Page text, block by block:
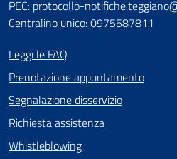
PEC: protocollo-
Centralino unico: 0975587811
Leggi le FAQ
Prenotazione appuntamento
Segnalazione disservizio
Richiesta assistenza
Whistleblowing